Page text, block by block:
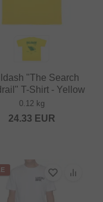
"The Search
T-Shirt - Yellow
0.12 kg
24.33 EUR